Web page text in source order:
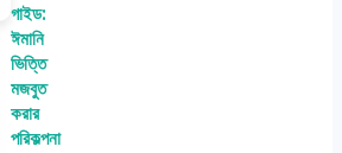
গাইড:
ঈমানি
ভিত্তি
মজবুত
করার
পরিকল্পনা